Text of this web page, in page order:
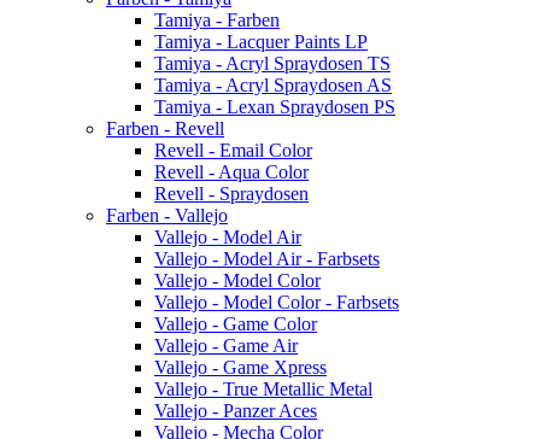
Tamiya - Farben
Tamiya - Lacquer Paints LP
Tamiya - Acryl Spraydosen TS
Tamiya - Acryl Spraydosen AS
Tamiya - Lexan Spraydosen PS
Farben - Revell
Revell - Email Color
Revell - Aqua Color
Revell - Spraydosen
Farben - Vallejo
Vallejo - Model Air
Vallejo - Model Air - Farbsets
Vallejo - Model Color
Vallejo - Model Color - Farbsets
Vallejo - Game Color
Vallejo - Game Air
Vallejo - Game Xpress
Vallejo - True Metallic Metal
Vallejo - Panzer Aces
Vallejo - Mecha Color